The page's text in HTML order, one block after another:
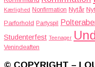
Kærlighed Nonfirmation Nytår
Parforhold Partyspil
Studenterfest Teenager
Venindeaften